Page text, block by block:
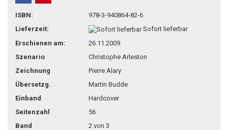
teilen
ISBN:
978-3-940864-82-6
Lieferzeit:
Sofort lieferbar
Erschienen am:
26.11.2009
Szenario
Christophe Arleston
Zeichnung
Pierre Alary
Übersetzg.
Martin Budde
Einband
Hardcover
Seitenzahl
56
Band
2 von 3